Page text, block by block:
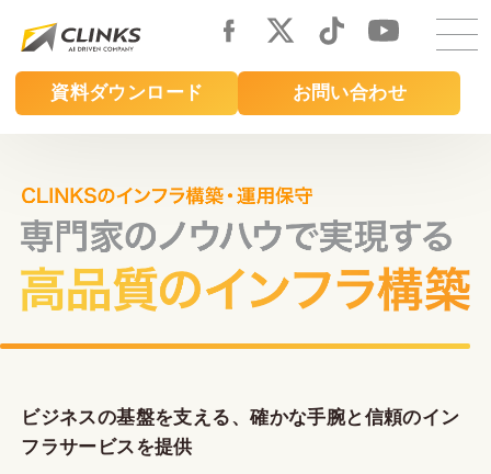
main
content
資料ダウンロード お問い合わせ
ビジネスの基盤を支える、確かな手腕と信頼のイン
フラサービスを提供